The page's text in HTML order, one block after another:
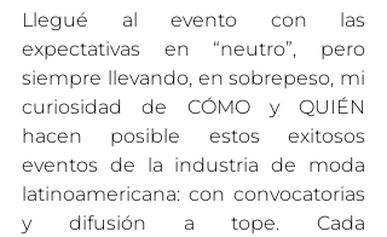
Llegué al evento con las
expectativas en “neutro”, pero
siempre llevando, en sobrepeso, mi
curiosidad de CÓMO y QUIÉN
hacen posible estos exitosos
eventos de la industria de moda
latinoamericana: con convocatorias
y difusión a tope. Cada